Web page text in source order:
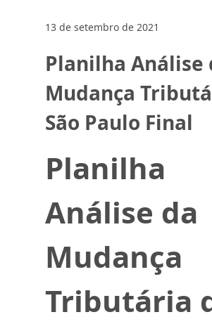
13 de setembro de 2021
Planilha Análise
Mudança
São Paulo Final
Planilha
Análise da
Mudança
Tributária